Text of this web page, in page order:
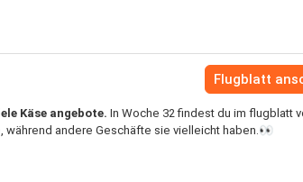
Flugblatt
Käse angebote. In Woche 32 findest du im flugblatt
während andere Geschäfte sie vielleicht haben.👀